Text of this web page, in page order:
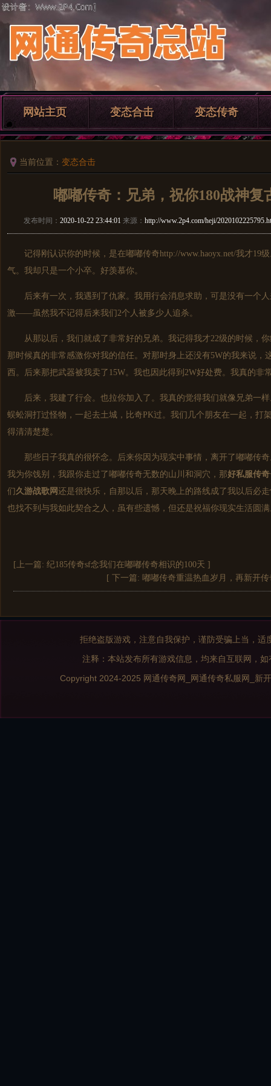
网站主页 变态合击 变态传奇
当前位置： 变态合击
嘟嘟传奇：兄弟，祝你180战神复
发布时间： 2020-10-22 23:44:01 来源： http://www.2p4.com/heji/
记得刚认识你的时候，是在嘟嘟传奇http://www.haoyx.net/我才19
气。我却只是一个小卒。好羡慕你。
后来有一次，我遇到了仇家。我用行会消息求助，可是没有一个人
激——虽然我不记得后来我们2个人被多少人追杀。
从那以后，我们就成了非常好的兄弟。我记得我才22级的时候，你
那时候真的非常感激你对我的信任。对那时身上还没有5W的我来说，
西。后来那把武器被我卖了15W。我也因此得到2W好处费。我真的非
后来，我建了行会。也拉你加入了。我真的觉得我们就像兄弟一样
蜈蚣洞打过怪物，一起去土城，比奇PK过。我们几个朋友在一起，打
得清清楚楚。
那些日子我真的很怀念。后来你因为现实中事情，离开了嘟嘟传奇
我为你饯别，我跟你走过了嘟嘟传奇无数的山川和洞穴，那好私服传奇
们 久游战歌网还是很快乐，自那以后，那天晚上的路线成了我以后必
也找不到与我如此契合之人，虽有些遗憾，但还是祝福你现实生活圆
[上一篇: 纪185传奇sf念我们在嘟嘟传奇相识的100天 ]
[ 下一篇: 嘟嘟传奇重温热血岁月，再新开
拒绝盗版游戏，注意自我保护，谨防受骗上当，
注释：本站发布所有游戏信息，均来自互联网，
Copyright 2024-2025 网通传奇网_网通传奇私服网_新